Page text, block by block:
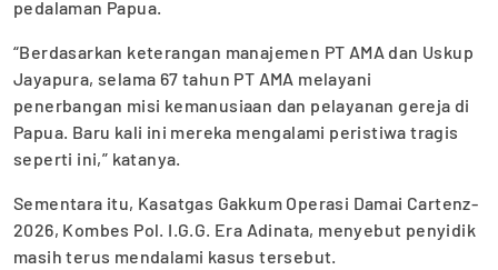
pedalaman Papua.
“Berdasarkan keterangan manajemen PT AMA dan Uskup
Jayapura, selama 67 tahun PT AMA melayani
penerbangan misi kemanusiaan dan pelayanan gereja di
Papua. Baru kali ini mereka mengalami peristiwa tragis
seperti ini,” katanya.
Sementara itu, Kasatgas Gakkum Operasi Damai Cartenz-
2026, Kombes Pol. I.G.G. Era Adinata, menyebut penyidik
masih terus mendalami kasus tersebut.